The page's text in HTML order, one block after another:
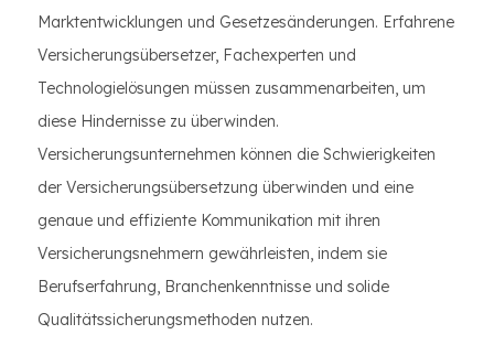
Marktentwicklungen und Gesetzesänderungen. Erfahrene
Versicherungsübersetzer, Fachexperten und
Technologielösungen müssen zusammenarbeiten, um
diese Hindernisse zu überwinden.
Versicherungsunternehmen können die Schwierigkeiten
der Versicherungsübersetzung überwinden und eine
genaue und effiziente Kommunikation mit ihren
Versicherungsnehmern gewährleisten, indem sie
Berufserfahrung, Branchenkenntnisse und solide
Qualitätssicherungsmethoden nutzen.